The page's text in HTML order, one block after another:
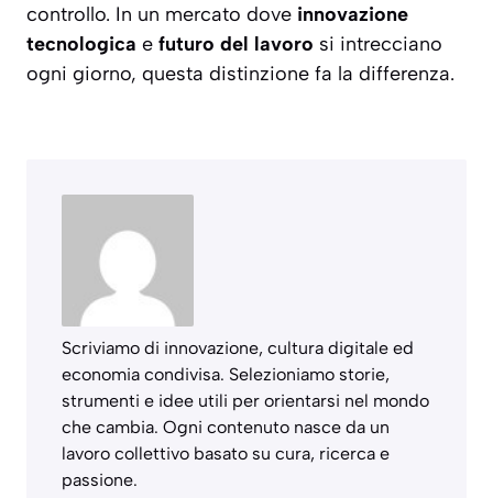
controllo. In un mercato dove innovazione
tecnologica e futuro del lavoro si intrecciano
ogni giorno, questa distinzione fa la differenza.
Scriviamo di innovazione, cultura digitale ed
economia condivisa. Selezioniamo storie,
strumenti e idee utili per orientarsi nel mondo
che cambia. Ogni contenuto nasce da un
lavoro collettivo basato su cura, ricerca e
passione.